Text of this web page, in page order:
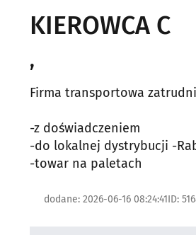
KIEROWCA C
,
Firma transportowa
-z doświadczeniem
-do lokalnej dystrybucji -
-towar na paletach
dodane: 2026-06-16 08:24:41ID: